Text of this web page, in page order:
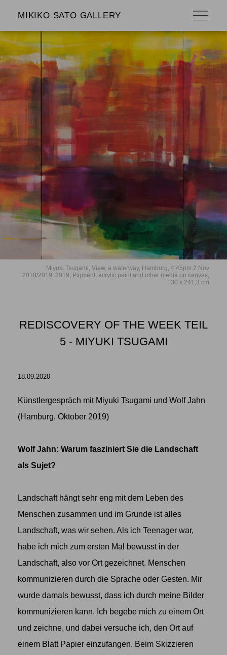
MIKIKO SATO GALLERY
Miyuki Tsugami, View, a waterway, Hamburg, 4:45pm 2 Nov
2018/2019, 2019, Pigment, acrylic paint and other media on canvas,
130 x 241,3 cm
REDISCOVERY OF THE WEEK TEIL
5 - MIYUKI TSUGAMI
18.09.2020
Künstlergespräch mit Miyuki Tsugami und Wolf Jahn
(Hamburg, Oktober 2019)
Wolf Jahn: Warum fasziniert Sie die Landschaft
als Sujet?
Landschaft hängt sehr eng mit dem Leben des
Menschen zusammen und im Grunde ist alles
Landschaft, was wir sehen. Als ich Teenager war,
habe ich mich zum ersten Mal bewusst in der
Landschaft, also vor Ort gezeichnet. Menschen
kommunizieren durch die Sprache oder Gesten. Mir
wurde damals bewusst, dass ich durch meine Bilder
kommunizieren kann. Ich begebe mich zu einem Ort
und zeichne, und dabei versuche ich, den Ort auf
einem Blatt Papier einzufangen. Beim Skizzieren